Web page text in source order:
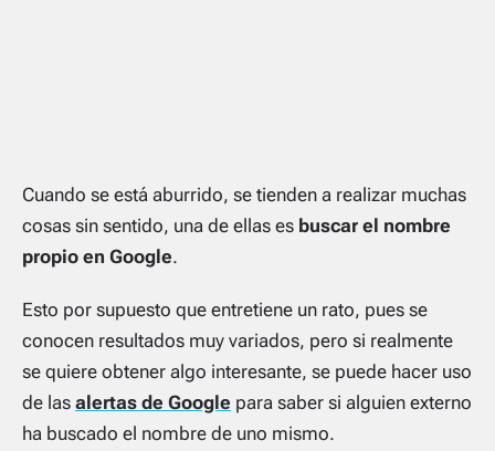
Cuando se está aburrido, se tienden a realizar muchas
cosas sin sentido, una de ellas es buscar el nombre
propio en Google.
Esto por supuesto que entretiene un rato, pues se
conocen resultados muy variados, pero si realmente
se quiere obtener algo interesante, se puede hacer uso
de las alertas de Google para saber si alguien externo
ha buscado el nombre de uno mismo.